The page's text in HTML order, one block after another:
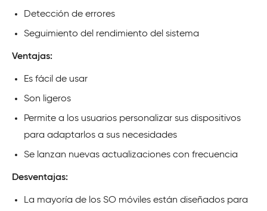
Detección de errores
Seguimiento del rendimiento del sistema
Ventajas:
Es fácil de usar
Son ligeros
Permite a los usuarios personalizar sus dispositivos
para adaptarlos a sus necesidades
Se lanzan nuevas actualizaciones con frecuencia
Desventajas:
La mayoría de los SO móviles están diseñados para